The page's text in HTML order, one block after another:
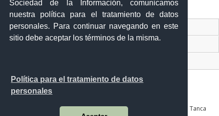
Sociedad de la Información, comunicamos
nuestra política para el tratamiento de datos
personales. Para continuar navegando en este
sitio debe aceptar los términos de la misma.
Política para el tratamiento de datos
personales
Contacto Ciudadano Digital
Av. Julián Coronel 905 entre Esmeraldas y José Mascote Av. Juan Tanca